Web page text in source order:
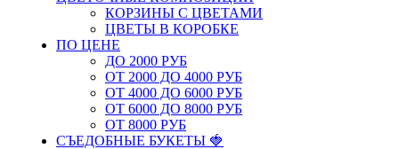
КОРЗИНЫ С ЦВЕТАМИ
ЦВЕТЫ В КОРОБКЕ
ПО ЦЕНЕ
ДО 2000 РУБ
ОТ 2000 ДО 4000 РУБ
ОТ 4000 ДО 6000 РУБ
ОТ 6000 ДО 8000 РУБ
ОТ 8000 РУБ
СЪЕДОБНЫЕ БУКЕТЫ 🍓